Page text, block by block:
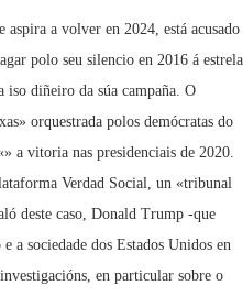
a volver en 2024, está acusado
polo seu silencio en 2016 á estrela
diñeiro da súa campaña. O
orquestrada polos demócratas do
a vitoria nas presidenciais de 2020.
Verdad Social, un «tribunal
deste caso, Donald Trump -que
a sociedade dos Estados Unidos en
en particular sobre o